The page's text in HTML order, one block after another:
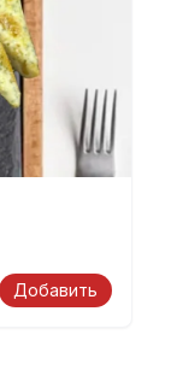
Добавить